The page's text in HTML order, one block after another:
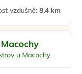
vzdušně: 8.4 km
u Macochy